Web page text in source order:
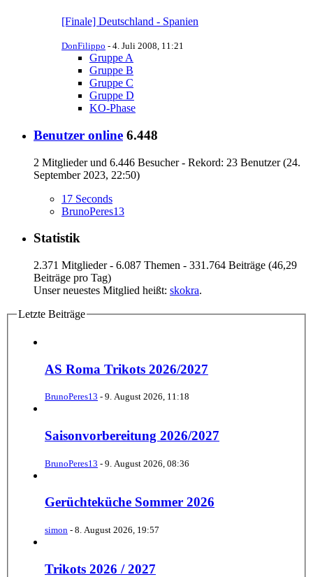
[Finale] Deutschland - Spanien
DonFilippo - 4. Juli 2008, 11:21
Gruppe A
Gruppe B
Gruppe C
Gruppe D
KO-Phase
Benutzer online 6.448
2 Mitglieder und 6.446 Besucher - Rekord: 23 Benutzer (24.
September 2023, 22:50)
17 Seconds
BrunoPeres13
Statistik
2.371 Mitglieder - 6.087 Themen - 331.764 Beiträge (46,29
Beiträge pro Tag)
Unser neuestes Mitglied heißt: skokra.
Letzte Beiträge
AS Roma Trikots 2026/2027
BrunoPeres13 - 9. August 2026, 11:18
Saisonvorbereitung 2026/2027
BrunoPeres13 - 9. August 2026, 08:36
Gerüchteküche Sommer 2026
simon - 8. August 2026, 19:57
Trikots 2026 / 2027